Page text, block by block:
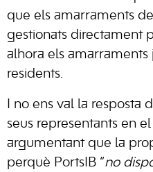
que els amarraments
gestionats directament
alhora els amarraments
residents.
I no ens val la resposta
seus representants en
argumentant que la
perquè PortsIB “no